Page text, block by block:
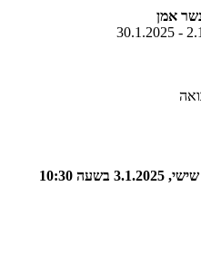
אמן
אירוע פתיחת התערוכה יתקיים ביום שישי, 3.1.2025 בשעה 10:30